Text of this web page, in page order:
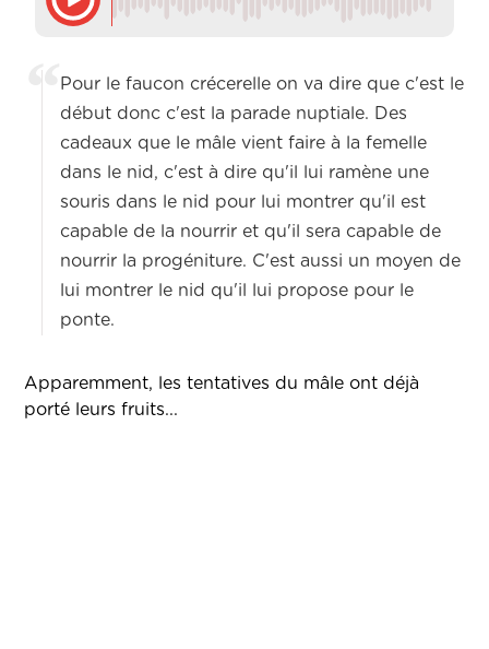
Pour le faucon crécerelle on va dire que c'est le
début donc c'est la parade nuptiale. Des
cadeaux que le mâle vient faire à la femelle
dans le nid, c'est à dire qu'il lui ramène une
souris dans le nid pour lui montrer qu'il est
capable de la nourrir et qu'il sera capable de
nourrir la progéniture. C'est aussi un moyen de
lui montrer le nid qu'il lui propose pour le
ponte.
Apparemment, les tentatives du mâle ont déjà
porté leurs fruits...